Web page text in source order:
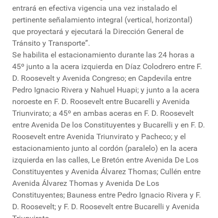
entrará en efectiva vigencia una vez instalado el
pertinente señalamiento integral (vertical, horizontal)
que proyectará y ejecutará la Dirección General de
Tránsito y Transporte”.
Se habilita el estacionamiento durante las 24 horas a
45º junto a la acera izquierda en Díaz Colodrero entre F.
D. Roosevelt y Avenida Congreso; en Capdevila entre
Pedro Ignacio Rivera y Nahuel Huapi; y junto a la acera
noroeste en F. D. Roosevelt entre Bucarelli y Avenida
Triunvirato; a 45º en ambas aceras en F. D. Roosevelt
entre Avenida De los Constituyentes y Bucarelli y en F. D.
Roosevelt entre Avenida Triunvirato y Pacheco; y el
estacionamiento junto al cordón (paralelo) en la acera
izquierda en las calles, Le Bretón entre Avenida De Los
Constituyentes y Avenida Álvarez Thomas; Cullén entre
Avenida Álvarez Thomas y Avenida De Los
Constituyentes; Bauness entre Pedro Ignacio Rivera y F.
D. Roosevelt; y F. D. Roosevelt entre Bucarelli y Avenida